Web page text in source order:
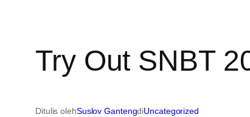
Try Out SNBT
Ditulis olehSuslov GantengdiUncategorized